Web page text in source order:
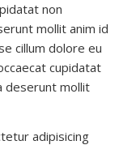
non
mollit anim id
cillum dolore eu
cupidatat
deserunt mollit
adipisicing